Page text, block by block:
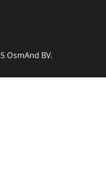
OsmAnd BV.